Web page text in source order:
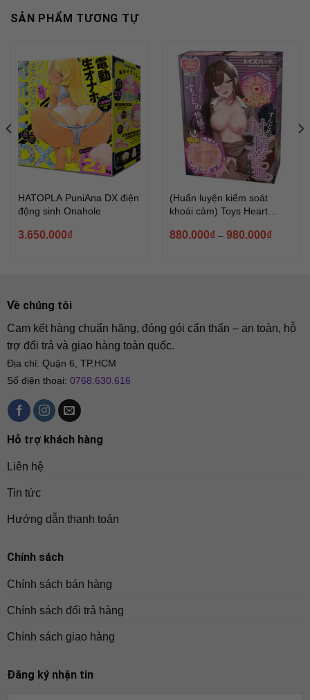
SẢN PHẨM TƯƠNG TỰ
HATOPLA PuniAna DX điện
động sinh Onahole
3.650.000₫
(Huấn luyện kiểm soát
khoái cảm) Toys Heart
Heart
880.000₫ – 980.000₫Khoảng
Về chúng tôi
Cam kết hàng chuẩn hãng, đóng gói cẩn thẩn – an toàn, hỗ
trợ đổi trả và giao hàng toàn quốc.
Địa chỉ: Quận 6, TP.HCM
Số điện thoại: 0768.630.616
Hỗ trợ khách hàng
Liên hệ
Tin tức
Hướng dẫn thanh toán
Chính sách
Chính sách bán hàng
Chính sách đổi trả hàng
Chính sách giao hàng
Đăng ký nhận tin